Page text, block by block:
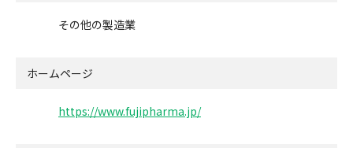
その他の製造業
ホームページ
https://www.fujipharma.jp/